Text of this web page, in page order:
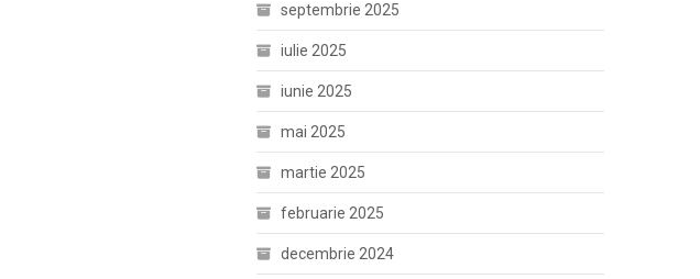
septembrie 2025
iulie 2025
iunie 2025
mai 2025
martie 2025
februarie 2025
decembrie 2024